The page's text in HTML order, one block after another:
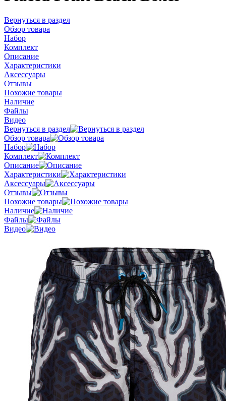
Вернуться в раздел
Обзор товара
Набор
Комплект
Описание
Характеристики
Аксессуары
Отзывы
Похожие товары
Наличие
Файлы
Видео
Вернуться в раздел
Обзор товара
Набор
Комплект
Описание
Характеристики
Аксессуары
Отзывы
Похожие товары
Наличие
Файлы
Видео